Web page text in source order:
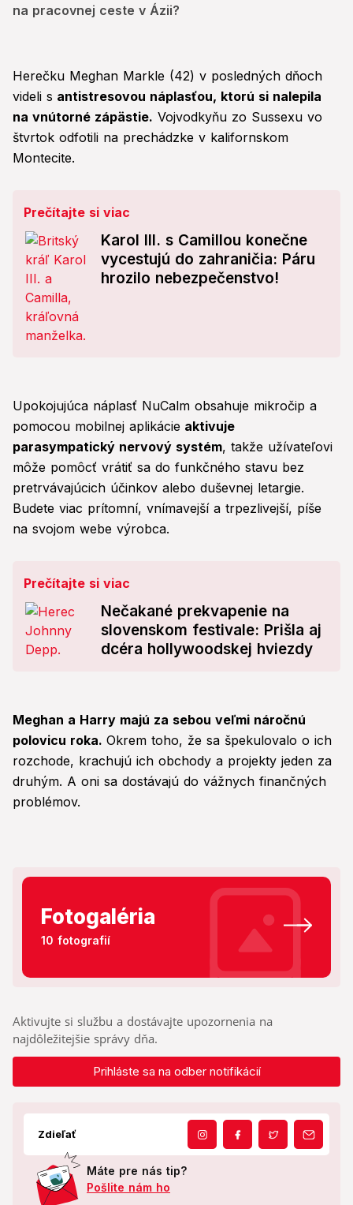
na pracovnej ceste v Ázii?
Herečku Meghan Markle (42) v posledných dňoch
videli s antistresovou náplasťou, ktorú si nalepila
na vnútorné zápästie. Vojvodkyňu zo Sussexu vo
štvrtok odfotili na prechádzke v kalifornskom
Montecite.
Prečítajte si viac
Karol III. s Camillou konečne
vycestujú do zahraničia: Páru
hrozilo nebezpečenstvo!
Upokojujúca náplasť NuCalm obsahuje mikročip a
pomocou mobilnej aplikácie aktivuje
parasympatický nervový systém, takže užívateľovi
môže pomôcť vrátiť sa do funkčného stavu bez
pretrvávajúcich účinkov alebo duševnej letargie.
Budete viac prítomní, vnímavejší a trpezlivejší, píše
na svojom webe výrobca.
Prečítajte si viac
Nečakané prekvapenie na
slovenskom festivale: Prišla aj
dcéra hollywoodskej hviezdy
Meghan a Harry majú za sebou veľmi náročnú
polovicu roka. Okrem toho, že sa špekulovalo o ich
rozchode, krachujú ich obchody a projekty jeden za
druhým. A oni sa dostávajú do vážnych finančných
problémov.
Fotogaléria
10 fotografií
Aktivujte si službu a dostávajte upozornenia na
najdôležitejšie správy dňa.
Prihláste sa na odber notifikácií
Zdieľať
Máte pre nás tip?
Pošlite nám ho